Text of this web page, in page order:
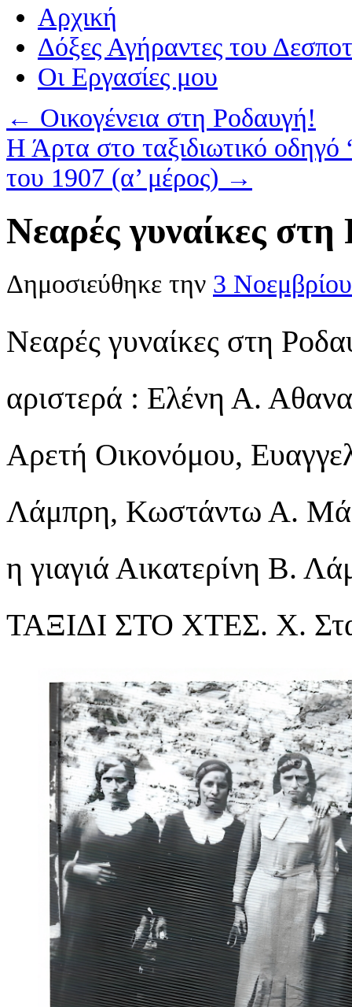
Αρχική
Δόξες Αγήραντες του
Οι Eργασίες μου
← Οικογένεια στη Ροδαυγή!
Η Άρτα στο ταξιδιωτικό
του 1907 (α’ μέρος) →
Νεαρές γυναίκες
Δημοσιεύθηκε την 3
Νεαρές γυναίκες στη
αριστερά : Ελένη Α.
Αρετή Οικονόμου,
Λάμπρη, Κωστάντω Α.
η γιαγιά Αικατερίνη
ΤΑΞΙΔΙ ΣΤΟ ΧΤΕΣ. Χ.